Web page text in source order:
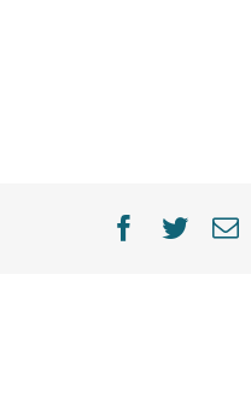
Facebook
Twitter
E-